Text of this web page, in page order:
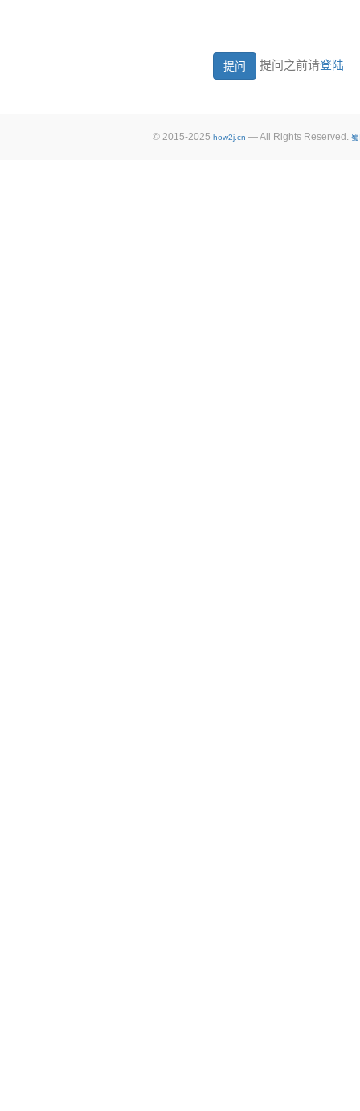
提问之前请登陆
© 2015-2025 how2j.cn — All Rights Reserved.